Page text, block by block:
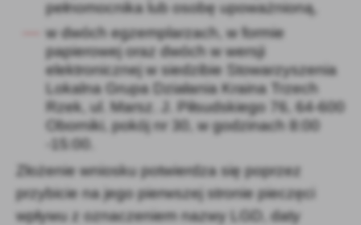
pełnomocnika lub osobę upoważnioną,
w dwóch egzemplarzach, w formie
papierowej oraz dwóch w wersji
elektronicznej w siedzibie Stowarzyszenia
Lokalna Grupa Działania Kraina Trzech
Rzek, ul. Marsz. J. Piłsudskiego 76, 64-600
Oborniki, pokój nr 30, w godzinach 8:00
-15:00.
Złożenie wniosku potwierdza się poprzez
przybicie na jego pierwszej stronie pieczęci
wpływu z oznaczeniem nazwy LGD, daty